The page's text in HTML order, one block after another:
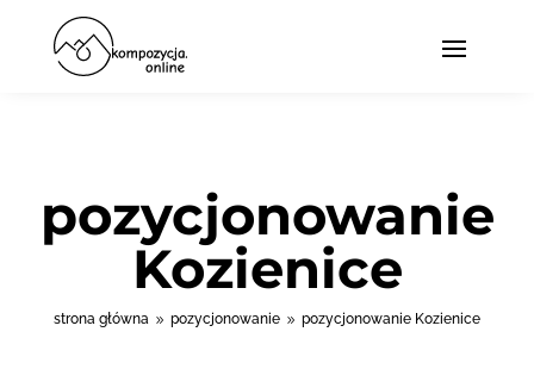
pozycjonowanie
Kozienice
strona główna 9 pozycjonowanie 9 pozycjonowanie Kozienice